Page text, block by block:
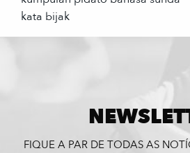
kata bijak
FIQUE A PAR DE TODAS AS